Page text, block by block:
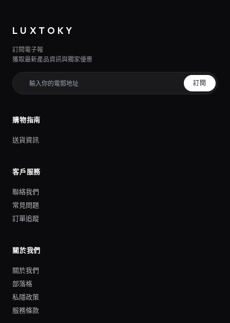
LUXTOKY
訂閱電子報
獲取最新產品資訊與獨家優惠
訂閱
購物指南
送貨資訊
客戶服務
聯絡我們
常見問題
訂單追蹤
關於我們
關於我們
部落格
私隱政策
服務條款